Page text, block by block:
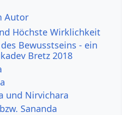
Autor
Höchste Wirklichkeit
Bewusstseins - ein
Bretz 2018
und Nirvichara
Sananda